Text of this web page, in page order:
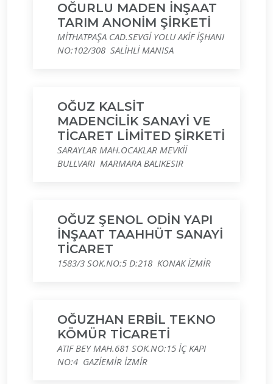
OĞURLU MADEN İNŞAAT
TARIM ANONİM ŞİRKETİ
MİTHATPAŞA CAD.SEVGİ YOLU AKİF İŞHANI
NO:102/308 SALİHLİ MANISA
OĞUZ KALSİT
MADENCİLİK SANAYİ VE
TİCARET LİMİTED ŞİRKETİ
SARAYLAR MAH.OCAKLAR MEVKİİ
BULLVARI MARMARA BALIKESIR
OĞUZ ŞENOL ODİN YAPI
İNŞAAT TAAHHÜT SANAYİ
TİCARET
1583/3 SOK.NO:5 D:218 KONAK İZMİR
OĞUZHAN ERBİL TEKNO
KÖMÜR TİCARETİ
ATIF BEY MAH.681 SOK.NO:15 İÇ KAPI
NO:4 GAZİEMİR İZMİR